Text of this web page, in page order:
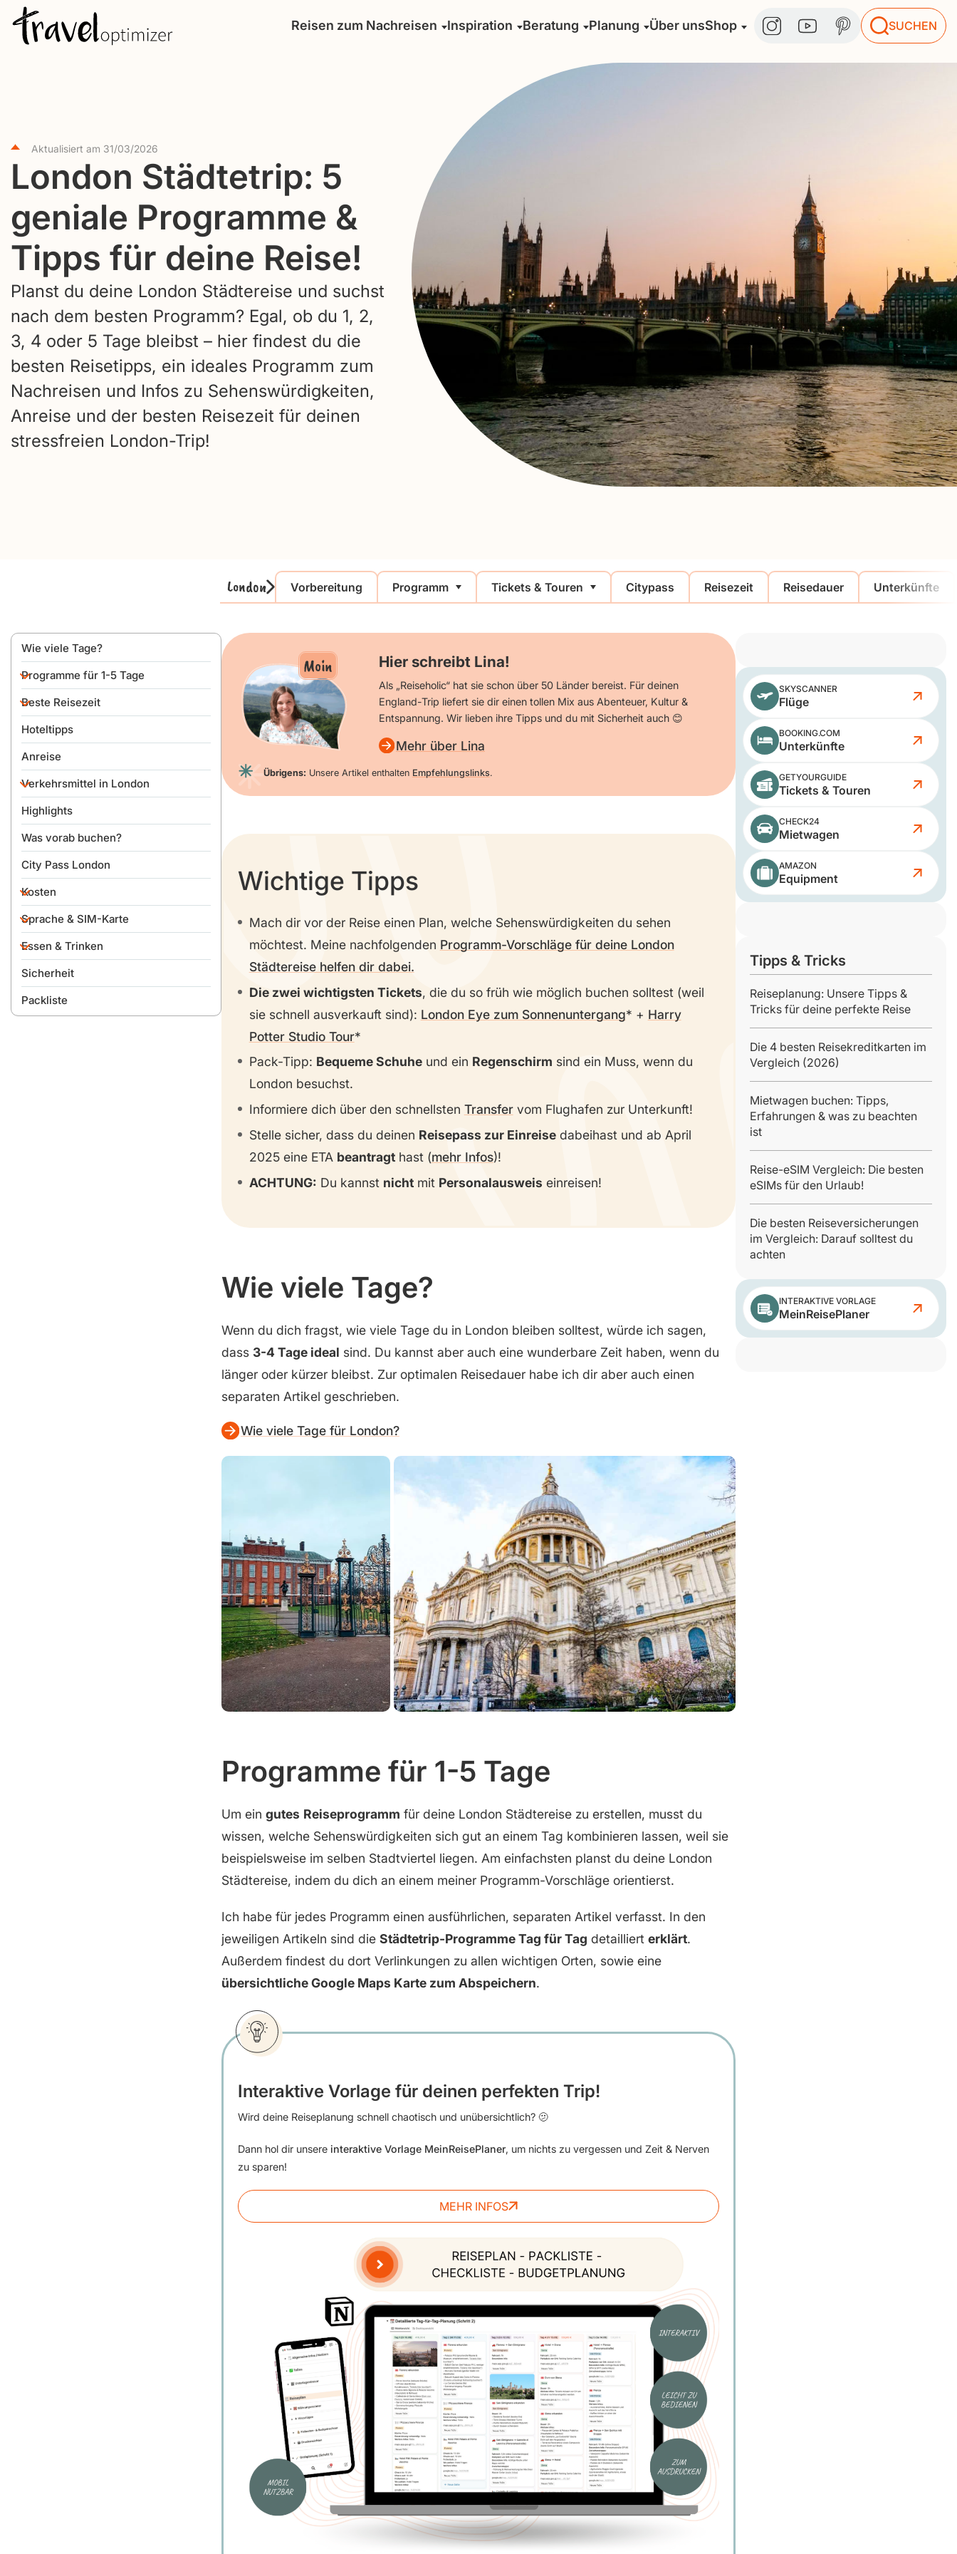
Reisen zum Nachreisen Inspiration Beratung Planung Über unsShop SUCHEN
Aktualisiert am 31/03/2026
London Städtetrip: 5
geniale Programme &
Tipps für deine Reise!
Planst du deine London Städtereise und suchst
nach dem besten Programm? Egal, ob du 1, 2,
3, 4 oder 5 Tage bleibst – hier findest du die
besten Reisetipps, ein ideales Programm zum
Nachreisen und Infos zu Sehenswürdigkeiten,
Anreise und der besten Reisezeit für deinen
stressfreien London-Trip!
London Vorbereitung Programm Tickets & Touren Citypass Reisezeit Reisedauer Unterkünfte
Wie viele Tage?
Programme für 1-5 Tage
Programm für einen Tag
2-Tage-Programm
3-Tage-Programm
4-Tage-Programm
5-Tage-Programm
Beste Reisezeit
Nach Jahreszeit
Tipps für günstigere Monate
Feierlichkeiten
Hoteltipps
Anreise
Verkehrsmittel in London
In der Stadt
Vom Flughafen in die Stadt
Highlights
Was vorab buchen?
City Pass London
Kosten
Bargeld
Sprache & SIM-Karte
Sprache
SIM-Karte & Netzabdeckung
Essen & Trinken
Leitungswasser
Restaurants
Sicherheit
Packliste
Moin Hier schreibt Lina!
Als „Reiseholic“ hat sie schon über 50 Länder bereist. Für deinen
England-Trip liefert sie dir einen tollen Mix aus Abenteuer, Kultur &
Entspannung. Wir lieben ihre Tipps und du mit Sicherheit auch 😊
Mehr über Lina
Übrigens: Unsere Artikel enthalten Empfehlungslinks.
Wichtige Tipps
Mach dir vor der Reise einen Plan, welche Sehenswürdigkeiten du sehen
möchtest. Meine nachfolgenden Programm-Vorschläge für deine London
Städtereise helfen dir dabei.
Die zwei wichtigsten Tickets, die du so früh wie möglich buchen solltest (weil
sie schnell ausverkauft sind): London Eye zum Sonnenuntergang + Harry
Potter Studio Tour
Pack-Tipp: Bequeme Schuheund ein Regenschirm sind ein Muss, wenn du
London besuchst.
Informiere dich über den schnellsten Transfervom Flughafen zur Unterkunft!
Stelle sicher, dass du deinen Reisepass zur Einreisedabeihast und ab April
2025 eine ETA beantragthast (mehr Infos)!
ACHTUNG: Du kannst nichtmit Personalausweis einreisen!
Wie viele Tage?
Wenn du dich fragst, wie viele Tage du in London bleiben solltest, würde ich sagen,
dass 3-4 Tage ideal sind. Du kannst aber auch eine wunderbare Zeit haben, wenn du
länger oder kürzer bleibst. Zur optimalen Reisedauer habe ich dir aber auch einen
separaten Artikel geschrieben.
Wie viele Tage für London?
Programme für 1-5 Tage
Um ein gutes Reiseprogramm für deine London Städtereise zu erstellen, musst du
wissen, welche Sehenswürdigkeiten sich gut an einem Tag kombinieren lassen, weil sie
beispielsweise im selben Stadtviertel liegen. Am einfachsten planst du deine London
Städtereise, indem du dich an einem meiner Programm-Vorschläge orientierst.
Ich habe für jedes Programm einen ausführlichen, separaten Artikel verfasst. In den
jeweiligen Artikeln sind die Städtetrip-Programme Tag für Tag detailliert erklärt.
Außerdem findest du dort Verlinkungen zu allen wichtigen Orten, sowie eine
übersichtliche Google Maps Karte zum Abspeichern.
Interaktive Vorlage für deinen perfekten Trip!
Wird deine Reiseplanung schnell chaotisch und unübersichtlich? 🫤
Dann hol dir unsere interaktive Vorlage MeinReisePlaner, um nichts zu vergessen und Zeit & Nerven
zu sparen!
MEHR INFOS
SKYSCANNER
Flüge
BOOKING.COM
Unterkünfte
GETYOURGUIDE
Tickets & Touren
CHECK24
Mietwagen
AMAZON
Equipment
Tipps & Tricks
Reiseplanung: Unsere Tipps &
Tricks für deine perfekte Reise
Die 4 besten Reisekreditkarten im
Vergleich (2026)
Mietwagen buchen: Tipps,
Erfahrungen & was zu beachten
ist
Reise-eSIM Vergleich: Die besten
eSIMs für den Urlaub!
Die besten Reiseversicherungen
im Vergleich: Darauf solltest du
achten
INTERAKTIVE VORLAGE
MeinReisePlaner